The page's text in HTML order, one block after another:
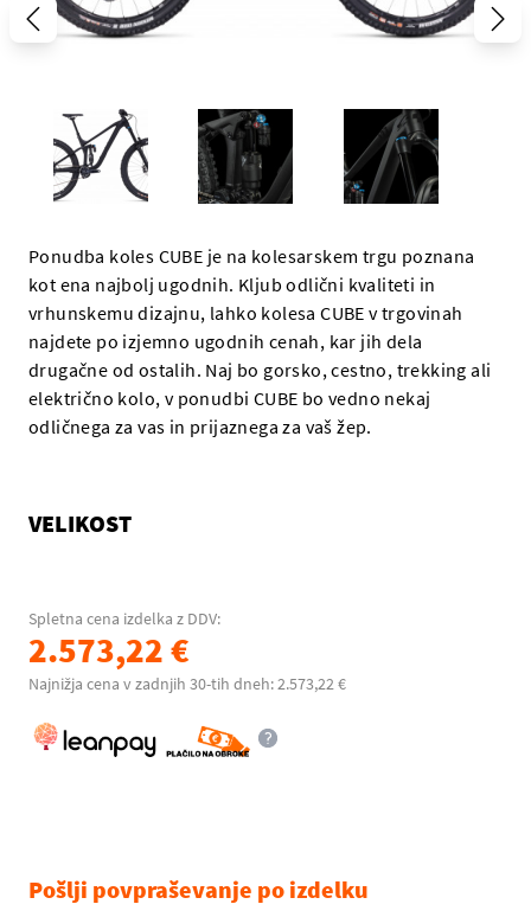
Ponudba koles CUBE je na kolesarskem trgu poznana
kot ena najbolj ugodnih. Kljub odlični kvaliteti in
vrhunskemu dizajnu, lahko kolesa CUBE v trgovinah
najdete po izjemno ugodnih cenah, kar jih dela
drugačne od ostalih. Naj bo gorsko, cestno, trekking ali
električno kolo, v ponudbi CUBE bo vedno nekaj
odličnega za vas in prijaznega za vaš žep.
VELIKOST
Spletna cena izdelka z DDV:
2.573,22 €
Najnižja cena v zadnjih 30-tih dneh: 2.573,22 €
Pošlji povpraševanje po izdelku